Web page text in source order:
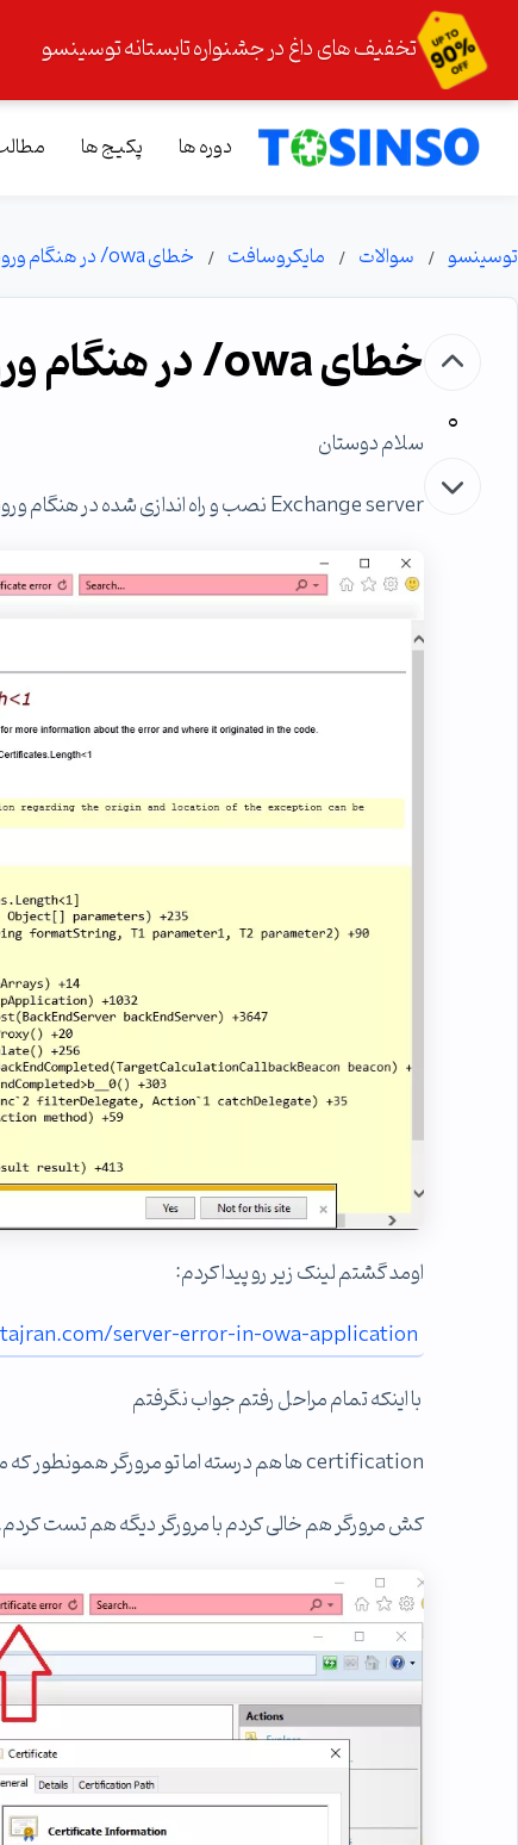
تخفیف های داغ در جشنواره تابستانه توسینسو
دوره ها پکیج ها
توسینسو سوالات مایکروسافت خطای owa/ در هنگام ورود به کنسول Exchange server
0
خطای owa/ در هنگام ورود به کنسول Exchange server
سلام دوستان
Exchange server نصب و راه اندازی شده در هنگام ورود به کنسول پس از لاگین کرم با صفحه زیر مواجه میشم:
اومد گشتم لینک زیر رو پیدا کردم:
server-error-in-owa-application/
با اینکه تمام مراحل رفتم جواب نگرفتم
certification ها هم درسته اما تو مرورگر همونطور که میبینید باز Error میده.ممنون میشم راهنمایی کنید.
کش مرورگر هم خالی کردم با مرورگر دیگه هم تست